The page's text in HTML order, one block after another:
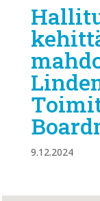
9.12.2024